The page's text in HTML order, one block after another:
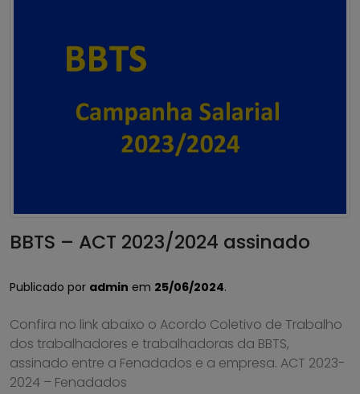
BBTS – ACT 2023/2024 assinado
Publicado por admin em 25/06/2024.
Confira no link abaixo o Acordo Coletivo de Trabalho
dos trabalhadores e trabalhadoras da BBTS,
assinado entre a Fenadados e a empresa. ACT 2023-
2024 – Fenadados